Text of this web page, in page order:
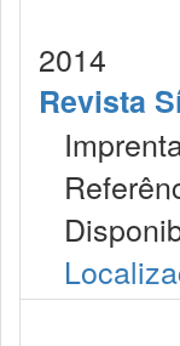
2014
Revista